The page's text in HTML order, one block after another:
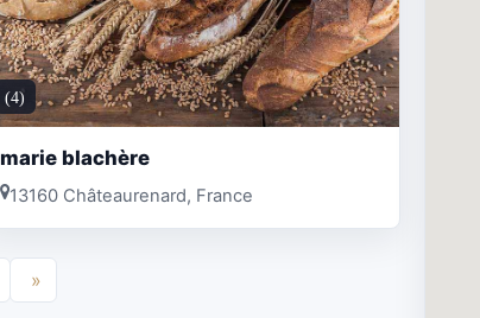
(4)
marie blachère
13160 Châteaurenard, France
»